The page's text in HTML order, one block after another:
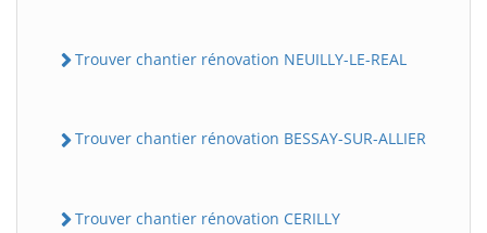
Trouver chantier rénovation NEUILLY-LE-REAL
Trouver chantier rénovation BESSAY-SUR-ALLIER
Trouver chantier rénovation CERILLY